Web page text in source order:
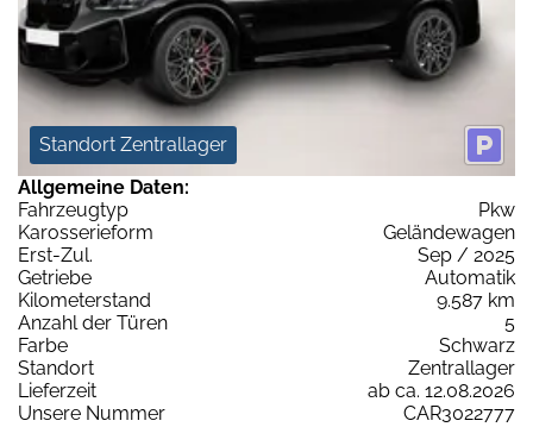
Standort Zentrallager
Allgemeine Daten:
Fahrzeugtyp
Pkw
Karosserieform
Geländewagen
Erst-Zul.
Sep / 2025
Getriebe
Automatik
Kilometerstand
9.587 km
Anzahl der Türen
5
Farbe
Schwarz
Standort
Zentrallager
Lieferzeit
ab ca. 12.08.2026
Unsere Nummer
CAR3022777